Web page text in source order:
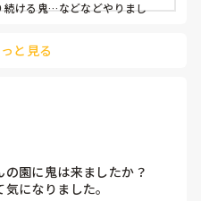
続ける鬼…などなどやりまし
と見る
園に鬼は来ましたか？
になりました。